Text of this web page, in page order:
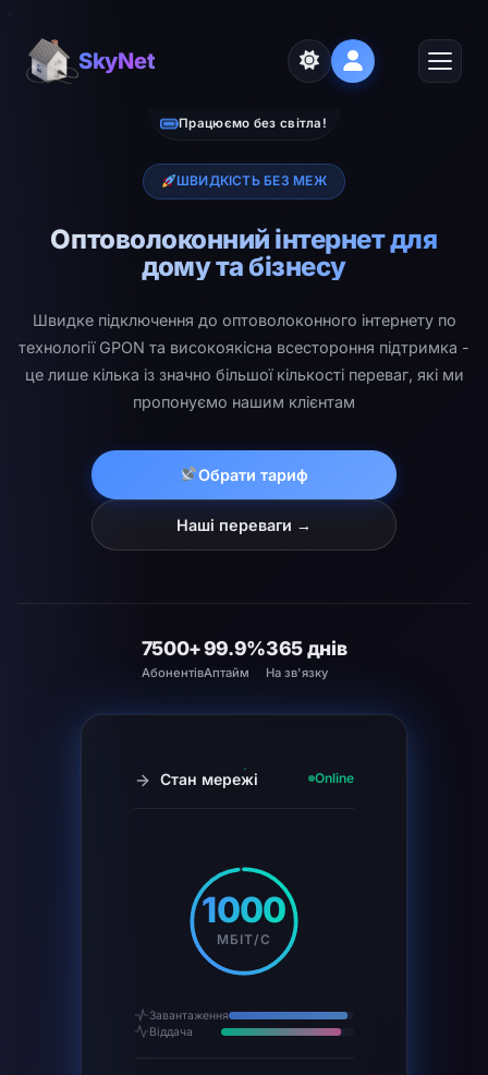
SkyNet
Працюємо без світла!
ШВИДКІСТЬ БЕЗ МЕЖ
Оптоволоконний інтернет для
дому та бізнесу
Швидке підключення до оптоволоконного інтернету по
технології GPON та високоякісна всестороння підтримка -
це лише кілька із значно більшої кількості переваг, які ми
пропонуємо нашим клієнтам
Обрати тариф
Наші переваги →
7500+
Абонентів
99.9%
Аптайм
365 днів
На зв'язку
Стан мережі Online
1000
МБІТ/С
Завантаження
Віддача